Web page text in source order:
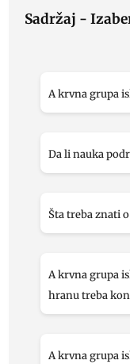
Sadržaj -
A krvna grupa
Da li nauka
Šta treba znati
A krvna grupa
hranu treba
A krvna grupa